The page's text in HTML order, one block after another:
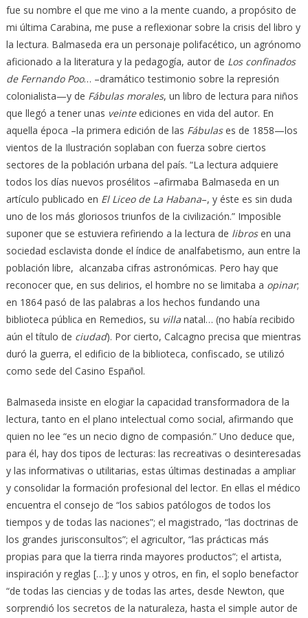
fue su nombre el que me vino a la mente cuando, a propósito de
mi última Carabina, me puse a reflexionar sobre la crisis del libro y
la lectura. Balmaseda era un personaje polifacético, un agrónomo
aficionado a la literatura y la pedagogía, autor de Los confinados
de Fernando Poo… –dramático testimonio sobre la represión
colonialista—y de Fábulas morales, un libro de lectura para niños
que llegó a tener unas veinteediciones en vida del autor. En
aquella época –la primera edición de las Fábulases de 1858—los
vientos de la Ilustración soplaban con fuerza sobre ciertos
sectores de la población urbana del país. “La lectura adquiere
todos los días nuevos prosélitos –afirmaba Balmaseda en un
artículo publicado en El Liceo de La Habana–, y éste es sin duda
uno de los más gloriosos triunfos de la civilización.” Imposible
suponer que se estuviera refiriendo a la lectura de librosen una
sociedad esclavista donde el índice de analfabetismo, aun entre la
población libre, alcanzaba cifras astronómicas. Pero hay que
reconocer que, en sus delirios, el hombre no se limitaba a opinar;
en 1864 pasó de las palabras a los hechos fundando una
biblioteca pública en Remedios, su villanatal… (no había recibido
aún el título de ciudad). Por cierto, Calcagno precisa que mientras
duró la guerra, el edificio de la biblioteca, confiscado, se utilizó
como sede del Casino Español.
Balmaseda insiste en elogiar la capacidad transformadora de la
lectura, tanto en el plano intelectual como social, afirmando que
quien no lee “es un necio digno de compasión.” Uno deduce que,
para él, hay dos tipos de lecturas: las recreativas o desinteresadas
y las informativas o utilitarias, estas últimas destinadas a ampliar
y consolidar la formación profesional del lector. En ellas el médico
encuentra el consejo de “los sabios patólogos de todos los
tiempos y de todas las naciones”; el magistrado, “las doctrinas de
los grandes jurisconsultos”; el agricultor, “las prácticas más
propias para que la tierra rinda mayores productos”; el artista,
inspiración y reglas […]; y unos y otros, en fin, el soplo benefactor
“de todas las ciencias y de todas las artes, desde Newton, que
sorprendió los secretos de la naturaleza, hasta el simple autor de